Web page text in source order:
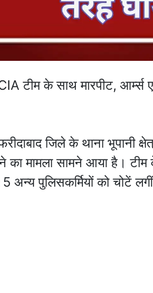
टीम के साथ मारपीट,
जिले के थाना
का मामला सामने आया है। टीम
पुलिसकर्मियों को चोटें